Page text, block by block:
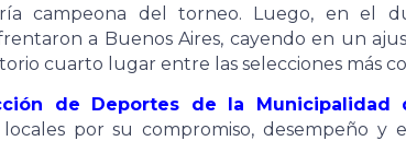
campeona del torneo. Luego, en el
a Buenos Aires, cayendo en un
cuarto lugar entre las selecciones más
de Deportes de la Municipalidad
por su compromiso, desempeño y